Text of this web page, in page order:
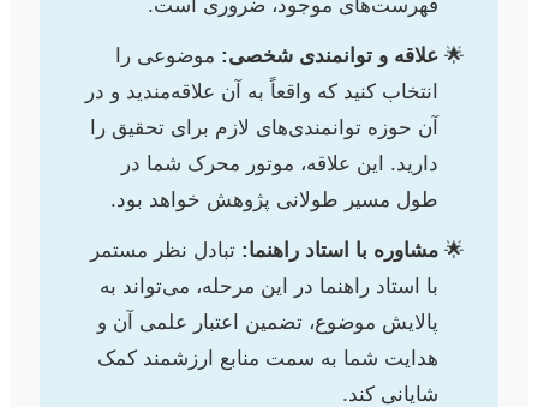
فهرست‌های موجود، ضروری است.
علاقه و توانمندی شخصی: موضوعی را
انتخاب کنید که واقعاً به آن علاقه‌مندید و در
آن حوزه توانمندی‌های لازم برای تحقیق را
دارید. این علاقه، موتور محرک شما در
طول مسیر طولانی پژوهش خواهد بود.
مشاوره با استاد راهنما: تبادل نظر مستمر
با استاد راهنما در این مرحله، می‌تواند به
پالایش موضوع، تضمین اعتبار علمی آن و
هدایت شما به سمت منابع ارزشمند کمک
شایانی کند.